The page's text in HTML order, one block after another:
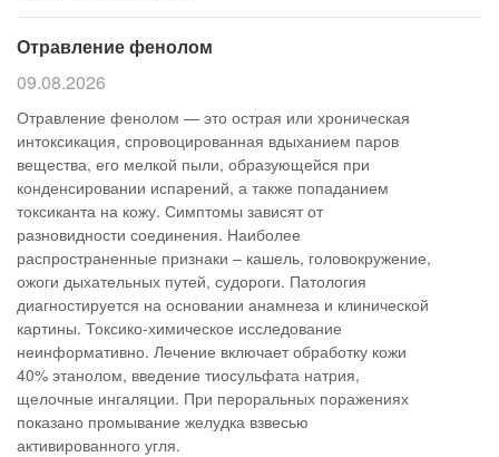
Отравление фенолом
09.08.2026
Отравление фенолом — это острая или хроническая
интоксикация, спровоцированная вдыханием паров
вещества, его мелкой пыли, образующейся при
конденсировании испарений, а также попаданием
токсиканта на кожу. Симптомы зависят от
разновидности соединения. Наиболее
распространенные признаки – кашель, головокружение,
ожоги дыхательных путей, судороги. Патология
диагностируется на основании анамнеза и клинической
картины. Токсико-химическое исследование
неинформативно. Лечение включает обработку кожи
40% этанолом, введение тиосульфата натрия,
щелочные ингаляции. При пероральных поражениях
показано промывание желудка взвесью
активированного угля.